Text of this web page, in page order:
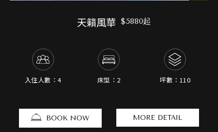
天籟風華 $5880起
入住人數：4 床型：2 坪數：110
BOOK NOW MORE DETAIL